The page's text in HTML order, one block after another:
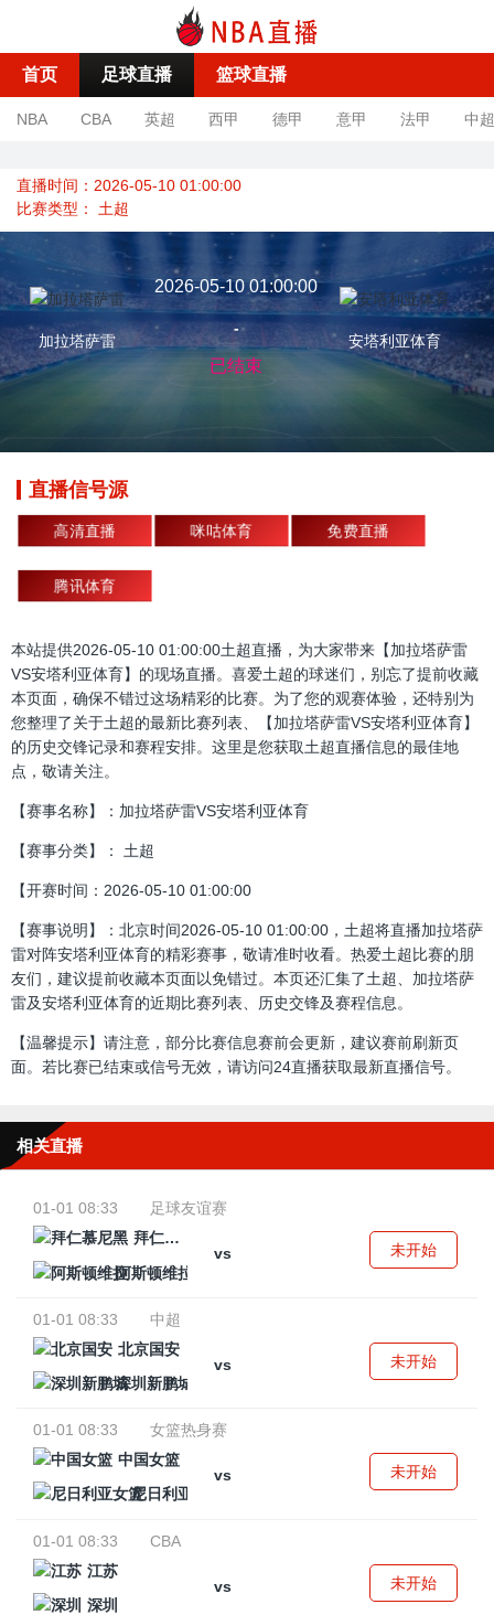
首页 足球直播 篮球直播
NBA CBA 英超 西甲 德甲 意甲 法甲 中超
直播时间：2026-05-10 01:00:00
比赛类型： 土超
加拉塔萨雷
2026-05-10 01:00:00
-
已结束
安塔利亚体育
直播信号源
高清直播 咪咕体育 免费直播
腾讯体育
本站提供2026-05-10 01:00:00土超直播，为大家带来【加拉塔萨雷
VS安塔利亚体育】的现场直播。喜爱土超的球迷们，别忘了提前收藏
本页面，确保不错过这场精彩的比赛。为了您的观赛体验，还特别为
您整理了关于土超的最新比赛列表、【加拉塔萨雷VS安塔利亚体育】
的历史交锋记录和赛程安排。这里是您获取土超直播信息的最佳地
点，敬请关注。
【赛事名称】：加拉塔萨雷VS安塔利亚体育
【赛事分类】： 土超
【开赛时间：2026-05-10 01:00:00
【赛事说明】：北京时间2026-05-10 01:00:00，土超将直播加拉塔萨
雷对阵安塔利亚体育的精彩赛事，敬请准时收看。热爱土超比赛的朋
友们，建议提前收藏本页面以免错过。本页还汇集了土超、加拉塔萨
雷及安塔利亚体育的近期比赛列表、历史交锋及赛程信息。
【温馨提示】请注意，部分比赛信息赛前会更新，建议赛前刷新页
面。若比赛已结束或信号无效，请访问24直播获取最新直播信号。
相关直播
01-01 08:33
足球友谊赛
拜仁慕尼黑
vs
阿斯顿维拉
未开始
01-01 08:33
中超
北京国安
vs
深圳新鹏城
未开始
01-01 08:33
女篮热身赛
中国女篮
vs
尼日利亚女篮
未开始
01-01 08:33
CBA
江苏
vs
深圳
未开始